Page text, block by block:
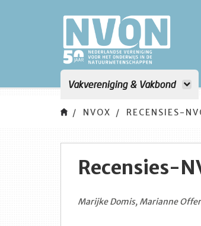
Vakvereniging & Vakbond
NVOX RECENSIES-
Recensies-
Marijke Domis, Marianne